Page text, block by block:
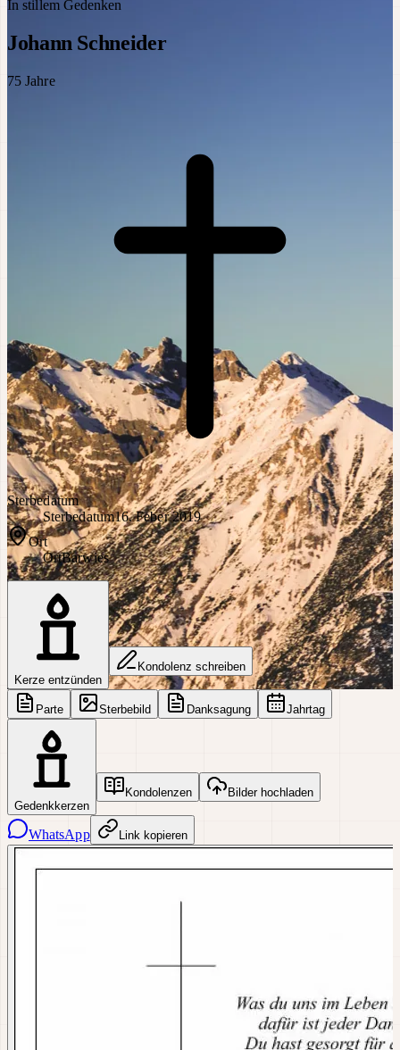
In stillem Gedenken
Johann Schneider
75 Jahre
Sterbedatum
Sterbedatum16. Feber 2019
Ort
OrtBarwies
Kerze entzünden
Kondolenz schreiben
Parte Sterbebild Danksagung Jahrtag
Gedenkkerzen
Kondolenzen Bilder hochladen
WhatsApp Link kopieren